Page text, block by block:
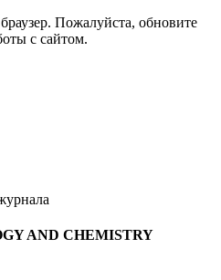
Пожалуйста, обновите
с сайтом.
AND CHEMISTRY